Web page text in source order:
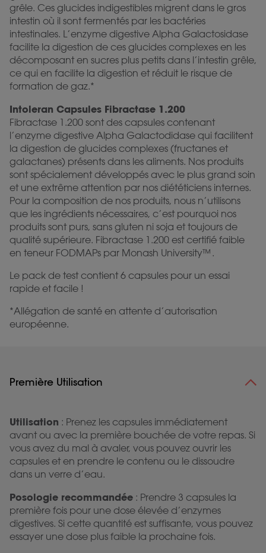
grêle. Ces glucides indigestibles migrent dans le gros
intestin où il sont fermentés par les bactéries
intestinales. L’enzyme digestive Alpha Galactosidase
facilite la digestion de ces glucides complexes en les
décomposant en sucres plus petits dans l’intestin grêle,
ce qui en facilite la digestion et réduit le risque de
formation de gaz.*
Intoleran Capsules Fibractase 1.200
Fibractase 1.200 sont des capsules contenant
l’enzyme digestive Alpha Galactodidase qui facilitent
la digestion de glucides complexes (fructanes et
galactanes) présents dans les aliments. Nos produits
sont spécialement développés avec le plus grand soin
et une extrême attention par nos diététiciens internes.
Pour la composition de nos produits, nous n’utilisons
que les ingrédients nécessaires, c’est pourquoi nos
produits sont purs, sans gluten ni soja et toujours de
qualité supérieure. Fibractase 1.200 est certifié faible
en teneur FODMAPs par Monash University™️.
Le pack de test contient 6 capsules pour un essai
rapide et facile !
*Allégation de santé en attente d’autorisation
européenne.
Première Utilisation
Utilisation : Prenez les capsules immédiatement
avant ou avec la première bouchée de votre repas. Si
vous avez du mal à avaler, vous pouvez ouvrir les
capsules et en prendre le contenu ou le dissoudre
dans un verre d’eau.
Posologie recommandée : Prendre 3 capsules la
première fois pour une dose élevée d’enzymes
digestives. Si cette quantité est suffisante, vous pouvez
essayer une dose plus faible la prochaine fois.